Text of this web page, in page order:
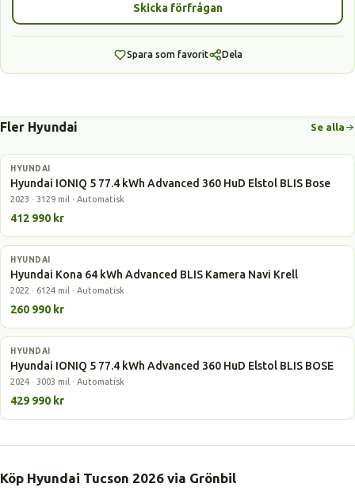
Skicka förfrågan
Spara som favorit Dela
Fler Hyundai Se alla
Elbil
HYUNDAI
Hyundai IONIQ 5 77.4 kWh Advanced 360 HuD Elstol BLIS Bose
2023 · 3129 mil · Automatisk
412 990 kr
Elbil
HYUNDAI
Hyundai Kona 64 kWh Advanced BLIS Kamera Navi Krell
2022 · 6124 mil · Automatisk
260 990 kr
Elbil
HYUNDAI
Hyundai IONIQ 5 77.4 kWh Advanced 360 HuD Elstol BLIS BOSE
2024 · 3003 mil · Automatisk
429 990 kr
Köp Hyundai Tucson 2026 via Grönbil